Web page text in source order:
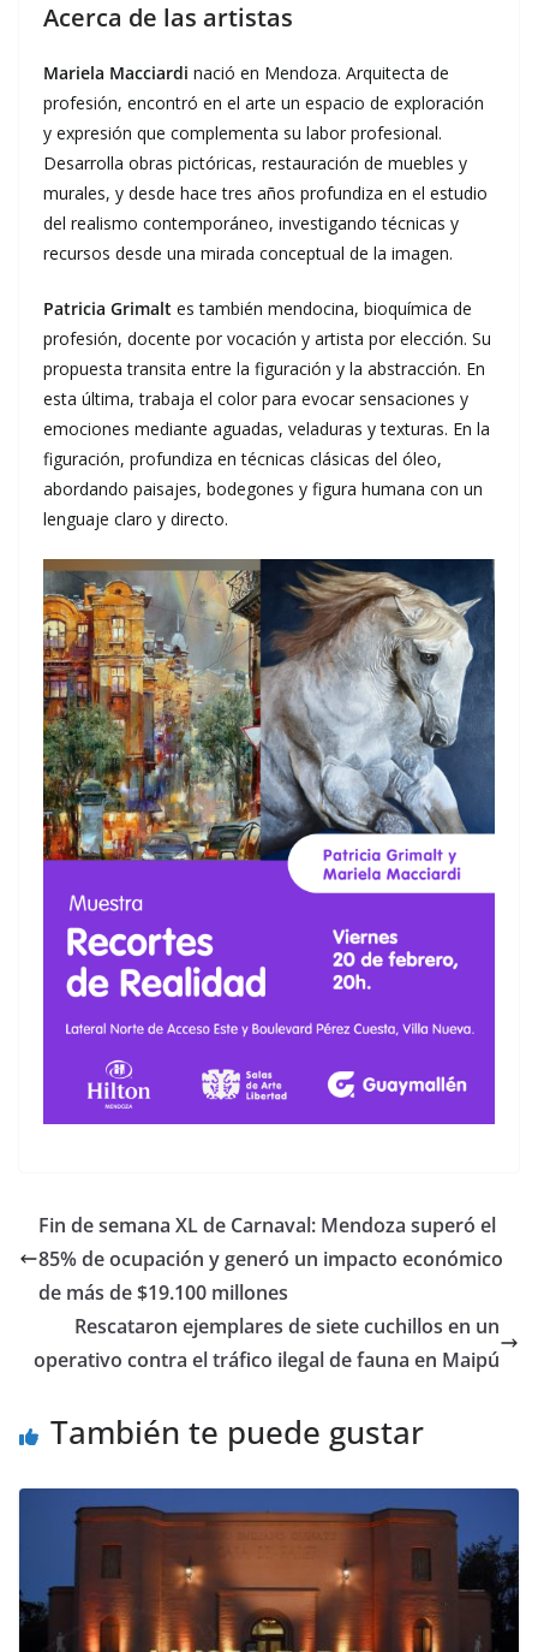
Acerca de las artistas
Mariela Macciardi nació en Mendoza. Arquitecta de
profesión, encontró en el arte un espacio de exploración
y expresión que complementa su labor profesional.
Desarrolla obras pictóricas, restauración de muebles y
murales, y desde hace tres años profundiza en el estudio
del realismo contemporáneo, investigando técnicas y
recursos desde una mirada conceptual de la imagen.
Patricia Grimalt es también mendocina, bioquímica de
profesión, docente por vocación y artista por elección. Su
propuesta transita entre la figuración y la abstracción. En
esta última, trabaja el color para evocar sensaciones y
emociones mediante aguadas, veladuras y texturas. En la
figuración, profundiza en técnicas clásicas del óleo,
abordando paisajes, bodegones y figura humana con un
lenguaje claro y directo.
Fin de semana XL de Carnaval: Mendoza superó el
85% de ocupación y generó un impacto económico
de más de $19.100 millones
Rescataron ejemplares de siete cuchillos en un
operativo contra el tráfico ilegal de fauna en Maipú
También te puede gustar